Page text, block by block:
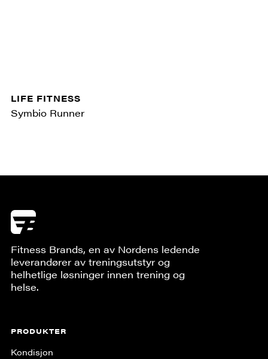
LIFE FITNESS
Symbio Runner
Fitness Brands, en av Nordens ledende
leverandører av treningsutstyr og
helhetlige løsninger innen trening og
helse.
PRODUKTER
Kondisjon